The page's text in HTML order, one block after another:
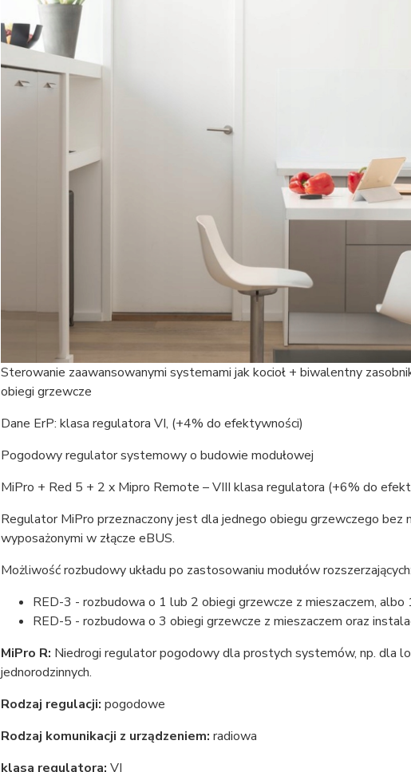
Sterowanie zaawansowanymi systemami jak kocioł + biwalentny
obiegi grzewcze
Dane ErP: klasa regulatora VI, (+4% do efektywności)
Pogodowy regulator systemowy o budowie modułowej
MiPro + Red 5 + 2 x Mipro Remote – VIII klasa regulatora (+6% do
Regulator MiPro przeznaczony jest dla jednego obiegu grzewczego bez
wyposażonymi w złącze eBUS.
Możliwość rozbudowy układu po zastosowaniu modułów
RED-3 - rozbudowa o 1 lub 2 obiegi grzewcze z mieszaczem,
RED-5 - rozbudowa o 3 obiegi grzewcze z mieszaczem oraz
MiPro R: Niedrogi regulator pogodowy dla prostych systemów, np. dla
jednorodzinnych.
Rodzaj regulacji: pogodowe
Rodzaj komunikacji z urządzeniem: radiowa
klasa regulatora: VI